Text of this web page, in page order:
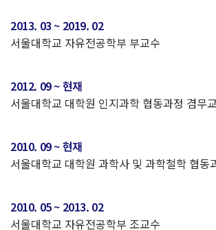
2013. 03 ~ 2019. 02
서울대학교 자유전공학부 부교수
2012. 09 ~ 현재
서울대학교 대학원 인지과학 협동과정 겸무
2010. 09 ~ 현재
서울대학교 대학원 과학사 및 과학철학 협동
2010. 05 ~ 2013. 02
서울대학교 자유전공학부 조교수